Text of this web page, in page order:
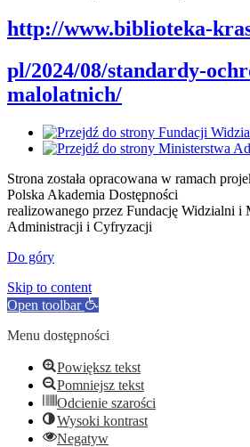
http://www.biblioteka-
pl/2024/08/standardy-
malolatnich/
Strona została opracowana w ramach
Polska Akademia Dostępności
realizowanego przez Fundację Widzialni i
Administracji i Cyfryzacji
Do góry
Skip to content
Open toolbar
Menu dostępności
Powiększ tekst
Pomniejsz tekst
Odcienie szarości
Wysoki kontrast
Negatyw